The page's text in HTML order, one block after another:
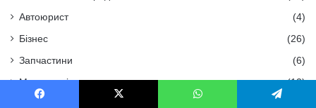
Автоюрист (4)
Бізнес (26)
Запчастини (6)
Мото техніка (12)